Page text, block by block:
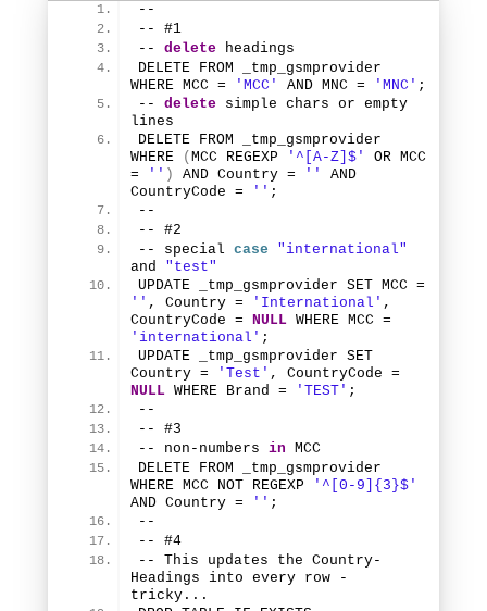
--
-- #1
-- delete headings
DELETE FROM _tmp_gsmprovider
WHERE MCC =
'MCC' AND MNC = 'MNC' ;
-- delete simple chars or empty
lines
WHERE
( MCC REGEXP '^[A-Z]$'
OR MCC
=
'' ) AND Country = ''
AND
CountryCode =
'' ;
--
-- #2
-- special case
"international"
and "test"
'' , Country = 'International' ,
CountryCode = NULL
'international' ;
UPDATE _tmp_gsmprovider SET
Country =
'Test'
NULL WHERE Brand = 'TEST' ;
--
-- #3
-- non-numbers in MCC
DELETE FROM _tmp_gsmprovider
WHERE MCC NOT REGEXP
'^[0-9]{3}$'
AND Country =
'' ;
--
-- #4
-- This updates the Country-
Headings into every row -
tricky...